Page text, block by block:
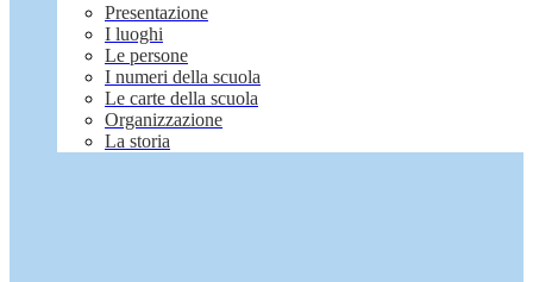
Presentazione
I luoghi
Le persone
I numeri della scuola
Le carte della scuola
Organizzazione
La storia